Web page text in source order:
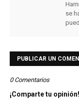
se
PUBLICAR UN
0 Comentarios
¡Comparte tu opinión!